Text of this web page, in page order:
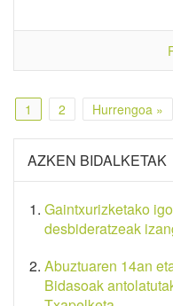
1 2 Hurrengoa »
AZKEN BIDALKETAK
Gaintxurizketako
desbideratzeak
Abuztuaren 14an
Bidasoak